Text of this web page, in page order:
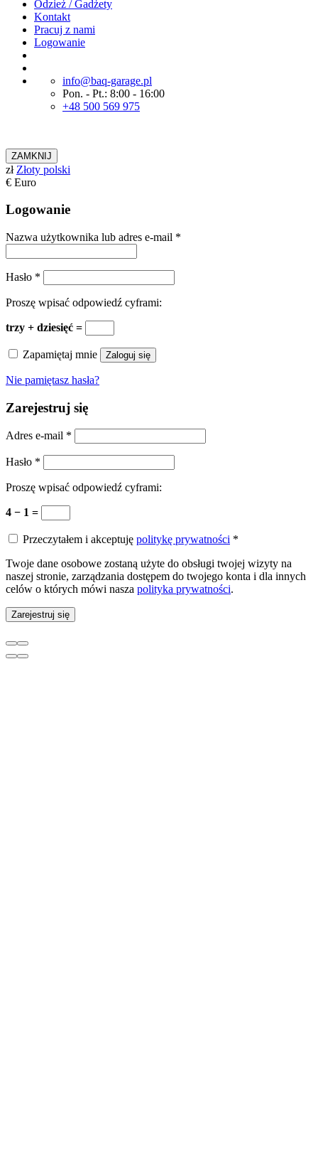
Odzież / Gadżety
Kontakt
Pracuj z nami
Logowanie
info@baq-garage.pl
Pon. - Pt.: 8:00 - 16:00
+48 500 569 975
ZAMKNIJ
zł Złoty polski
€ Euro
Logowanie
Nazwa użytkownika lub adres e-mail *
Hasło *
Proszę wpisać odpowiedź cyframi:
trzy + dziesięć =
Zapamiętaj mnie Zaloguj się
Nie pamiętasz hasła?
Zarejestruj się
Adres e-mail *
Hasło *
Proszę wpisać odpowiedź cyframi:
4 − 1 =
Przeczytałem i akceptuję politykę prywatności *
Twoje dane osobowe zostaną użyte do obsługi twojej wizyty na
naszej stronie, zarządzania dostępem do twojego konta i dla innych
celów o których mówi nasza polityka prywatności.
Zarejestruj się